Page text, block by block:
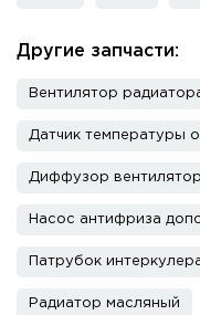
Другие запчасти:
Вентилятор
Датчик температуры
Диффузор
Насос антифриза
Патрубок
Радиатор масляный